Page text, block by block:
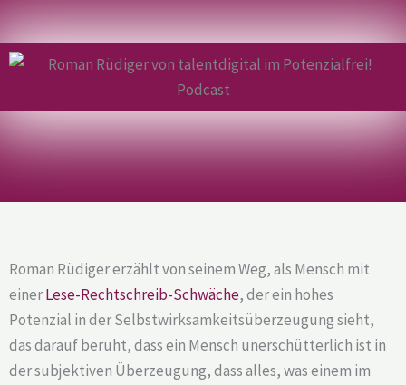
Roman Rüdiger erzählt von seinem Weg, als Mensch mit
einerLese-Rechtschreib-Schwäche, der ein hohes
Potenzial in der Selbstwirksamkeitsüberzeugung sieht,
das darauf beruht, dass ein Mensch unerschütterlich ist in
der subjektiven Überzeugung, dass alles, was einem im